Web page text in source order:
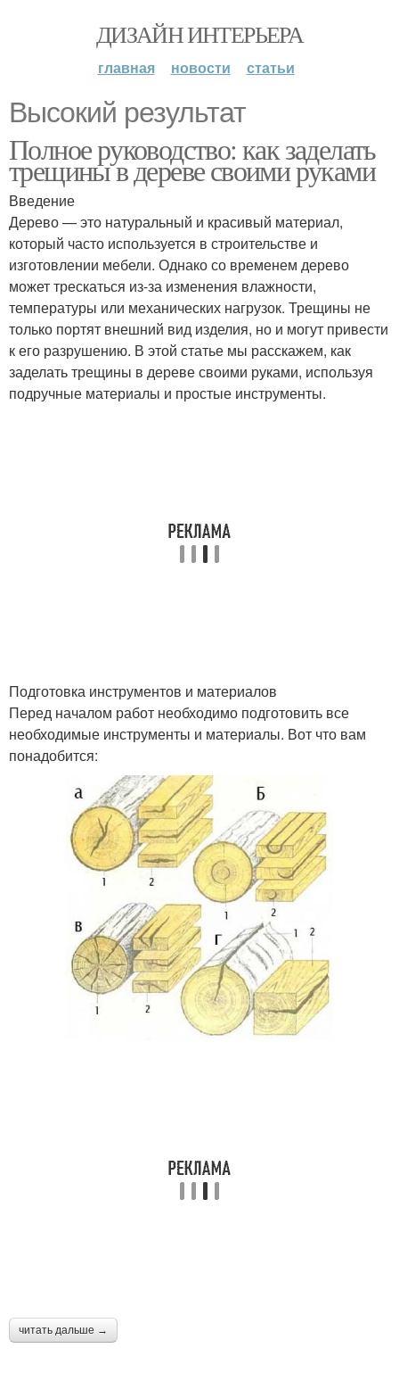
ДИЗАЙН ИНТЕРЬЕРА
главная новости статьи
Высокий результат
Полное руководство: как заделать
трещины в дереве своими руками
Введение
Дерево — это натуральный и красивый материал,
который часто используется в строительстве и
изготовлении мебели. Однако со временем дерево
может трескаться из-за изменения влажности,
температуры или механических нагрузок. Трещины не
только портят внешний вид изделия, но и могут привести
к его разрушению. В этой статье мы расскажем, как
заделать трещины в дереве своими руками, используя
подручные материалы и простые инструменты.
Подготовка инструментов и материалов
Перед началом работ необходимо подготовить все
необходимые инструменты и материалы. Вот что вам
понадобится:
читать дальше →